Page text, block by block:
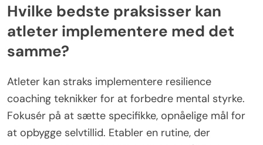
Hvilke bedste praksisser kan
atleter implementere med det
samme?
Atleter kan straks implementere resilience
coaching teknikker for at forbedre mental styrke.
Fokusér på at sætte specifikke, opnåelige mål for
at opbygge selvtillid. Etabler en rutine, der